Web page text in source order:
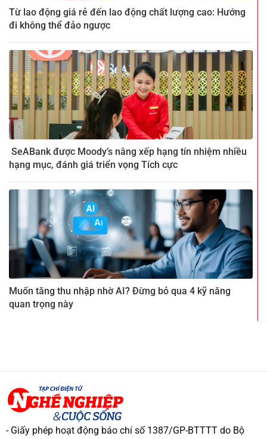
Từ lao động giá rẻ đến lao động chất lượng cao: Hướng
đi không thể đảo ngược
SeABank được Moody’s nâng xếp hạng tín nhiệm nhiều
hạng mục, đánh giá triển vọng Tích cực
Muốn tăng thu nhập nhờ AI? Đừng bỏ qua 4 kỹ năng
quan trọng này
- Giấy phép hoạt động báo chí số 1387/GP-BTTTT do Bộ